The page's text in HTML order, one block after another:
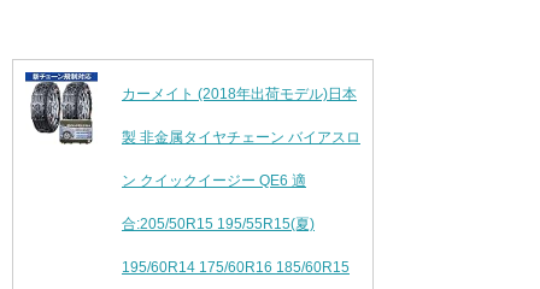
カーメイト (2018年出荷モデル)日本
製 非金属タイヤチェーン バイアスロ
ン クイックイージー QE6 適
合:205/50R15 195/55R15(夏)
195/60R14 175/60R16 185/60R15